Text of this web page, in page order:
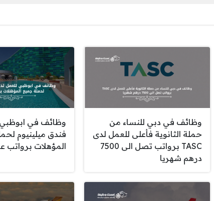
وظائف في دبي للنساء من
حملة الثانوية فأعلى للعمل لدى
TASC برواتب تصل الى 7500
درهم شهريا
وظائف في
فندق ميلينيوم
المؤهلات برواتب